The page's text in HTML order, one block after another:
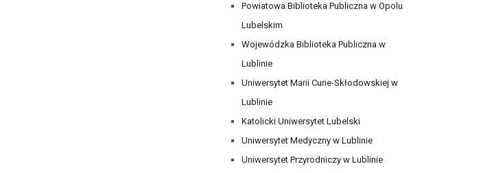
Powiatowa Biblioteka Publiczna w Opolu
Lubelskim
Wojewódzka Biblioteka Publiczna w
Lublinie
Uniwersytet Marii Curie-Skłodowskiej w
Lublinie
Katolicki Uniwersytet Lubelski
Uniwersytet Medyczny w Lublinie
Uniwersytet Przyrodniczy w Lublinie